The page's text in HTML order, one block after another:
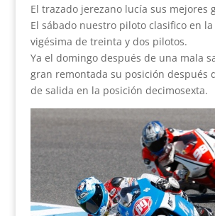
El trazado jerezano lucía sus mejores
El sábado nuestro piloto clasifico en
vigésima de treinta y dos pilotos.
Ya el domingo después de una mala
gran remontada su posición después
de salida en la posición decimosexta.